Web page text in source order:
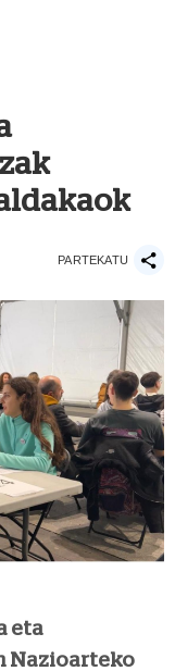
PARTEKATU
eta
Nazioarteko